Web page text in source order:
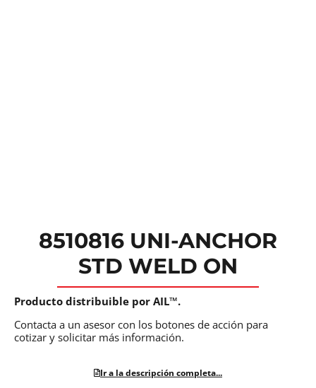
8510816 UNI-ANCHOR
STD WELD ON
Producto distribuible por AIL™.
Contacta a un asesor con los botones de acción para
cotizar y solicitar más información.
Ir a la descripción completa...